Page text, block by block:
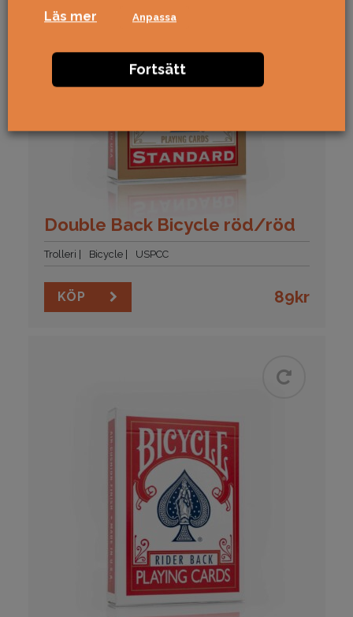
Double Back Bicycle röd/röd
Trolleri Bicycle USPCC
KÖP 89kr
Läs mer Anpassa
Fortsätt